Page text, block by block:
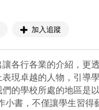
加入追蹤
各行各業的介紹，更
現卓越的人物，引導
的學校所處的地區是
書，不僅讓學生習